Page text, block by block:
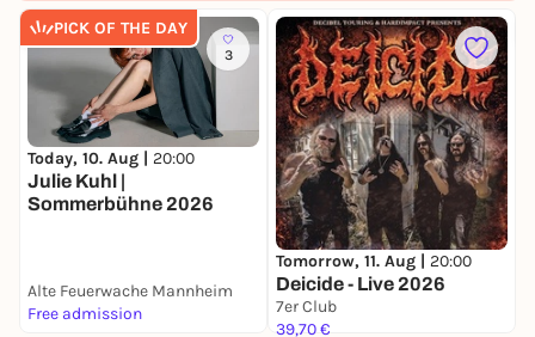
PICK OF THE DAY
3
Today, 10. Aug | 20:00
Julie Kuhl |
Sommerbühne 2026
Alte Feuerwache Mannheim
Free admission
Tomorrow, 11. Aug | 20:00
Deicide - Live 2026
7er Club
39,70 €